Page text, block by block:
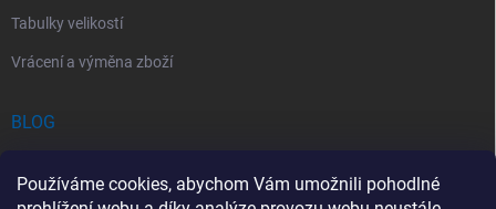
Používáme cookies, abychom Vám umožnili pohodlné
Tabulky velikostí
Vrácení a výměna zboží
BLOG
Povinný obsah autolékárničky v roce 2026: co musí obsahovat a na